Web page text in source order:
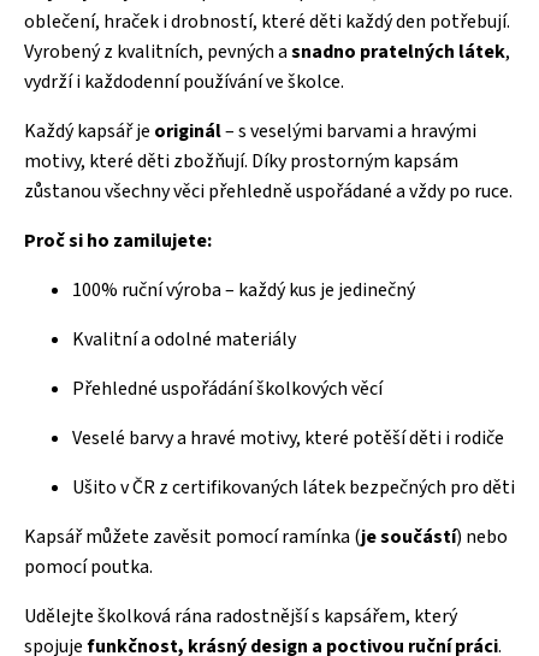
oblečení, hraček i drobností, které děti každý den potřebují.
Vyrobený z kvalitních, pevných asnadno pratelných látek,
vydrží i každodenní používání ve školce.
Každý kapsář je originál– s veselými barvami a hravými
motivy, které děti zbožňují. Díky prostorným kapsám
zůstanou všechny věci přehledně uspořádané a vždy po ruce.
Proč si ho zamilujete:
100% ruční výroba – každý kus je jedinečný
Kvalitní a odolné materiály
Přehledné uspořádání školkových věcí
Veselé barvy a hravé motivy, které potěší děti i rodiče
Ušito v ČR z certifikovaných látek bezpečných pro děti
Kapsář můžete zavěsit pomocí ramínka (je součástí) nebo
pomocí poutka.
Udělejte školková rána radostnější s kapsářem, který
spojujefunkčnost, krásný design a poctivou ruční práci.